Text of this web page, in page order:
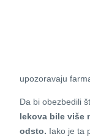
upozoravaju
Da bi obezbedili
lekova bile više
odsto. Iako je ta